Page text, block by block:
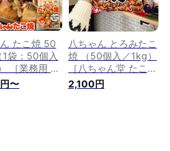
たこ焼 50
1袋：50個入
［業務用 た
子様 おや
八ちゃん堂
〜
八ちゃん とろみたこ
焼 （50個入／1kg）
［八ちゃん堂 たこ焼
き 冷凍 業務用 一粒
たこ入り 冷凍 食品
2,100円